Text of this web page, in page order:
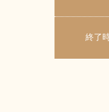
終了